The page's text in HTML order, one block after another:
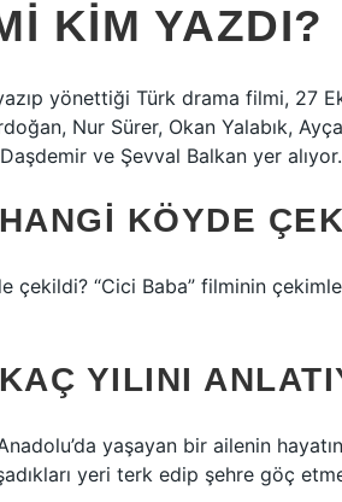
KIM YAZDI?
yönettiği Türk drama filmi, 27
Nur Sürer, Okan Yalabık,
ve Şevval Balkan yer alıyor.
KÖYDE
çekildi? “Cici Baba” filminin
YILINI
yaşayan bir ailenin
yeri terk edip şehre göç